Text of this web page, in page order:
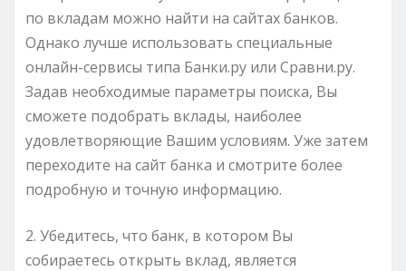
по вкладам можно найти на сайтах банков.
Однако лучше использовать специальные
онлайн-сервисы типа Банки.ру или Сравни.ру.
Задав необходимые параметры поиска, Вы
сможете подобрать вклады, наиболее
удовлетворяющие Вашим условиям. Уже затем
переходите на сайт банка и смотрите более
подробную и точную информацию.
2. Убедитесь, что банк, в котором Вы
собираетесь открыть вклад, является